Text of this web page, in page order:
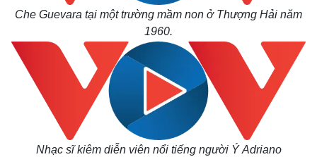
Khởi nghiệp
Thị trường
Tiêu dùng
Tỷ giá
Chứng khoán
Giá cà phê
Che Guevara tại một trường mầm non ở Thượng Hải năm
1960.
Nhạc sĩ kiêm diễn viên nổi tiếng người Ý Adriano